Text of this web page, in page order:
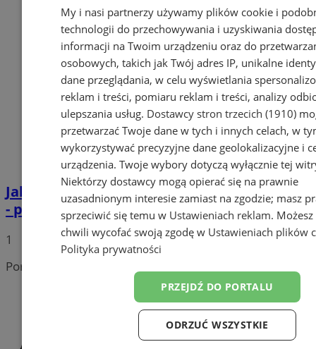
Jak wybrać idealny prezent na Dzień Matki
- poradnik dla niezdecydowanych
1
Portal należy do sieci
My i nasi partnerzy używamy plików cookie i
technologii do przechowywania i uzyskiwania
informacji na Twoim urządzeniu oraz do
osobowych, takich jak Twój adres IP, unikalne
dane przeglądania, w celu wyświetlania
reklam i treści, pomiaru reklam i treści, analizy
ulepszania usług. Dostawcy stron trzecich (1910)
przetwarzać Twoje dane w tych i innych celach, w
wykorzystywać precyzyjne dane geolokalizacyjne i
urządzenia. Twoje wybory dotyczą wyłącznie tej
Niektórzy dostawcy mogą opierać się na prawnie
uzasadnionym interesie zamiast na zgodzie; masz
sprzeciwić się temu w Ustawieniach reklam.
chwili wycofać swoją zgodę w Ustawieniach plików
Polityka prywatności
PRZEJDŹ DO PORTALU
ODRZUĆ WSZYSTKIE